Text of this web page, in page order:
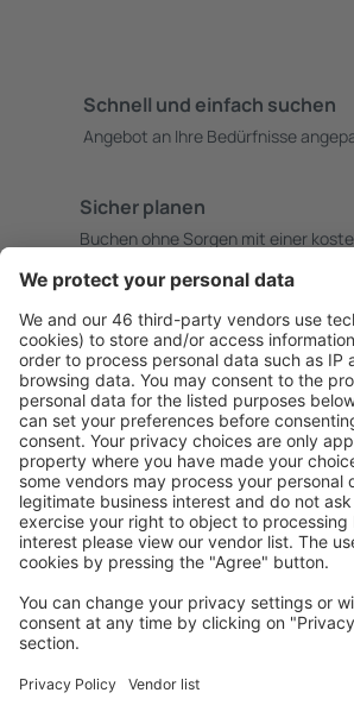
Schnell und einfach suchen
Angebot an Ihre Bedürfnisse
Sicher planen
Buchen ohne Sorgen mit einer
Mehr sparen
Attraktive Preise und
Benutzer.
Unterkünfte, die Sie mögen
Wählen Sie aus über 1,3 Millionen
Hütten, Apartments und andere.
Unterkünfte in Deutschland - Beliebte